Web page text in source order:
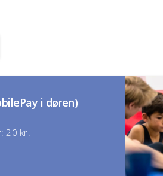
i døren)
20 kr.